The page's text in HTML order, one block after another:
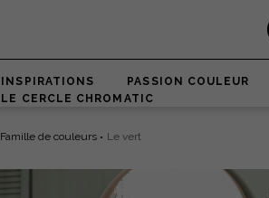
INSPIRATIONS PASSION COULEUR
LE CERCLE CHROMATIC
Famille de couleurs Le vert